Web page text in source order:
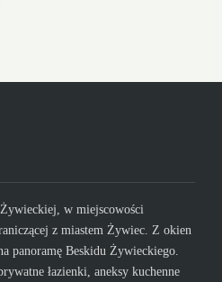
w miejscowości
z miastem Żywiec. Z okien
panoramę Beskidu Żywieckiego.
łazienki, aneksy kuchenne